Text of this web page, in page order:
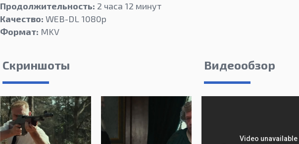
Продолжительность: 2 часа 12 минут
Качество: WEB-DL 1080p
Формат: MKV
Скриншоты Видеообзор